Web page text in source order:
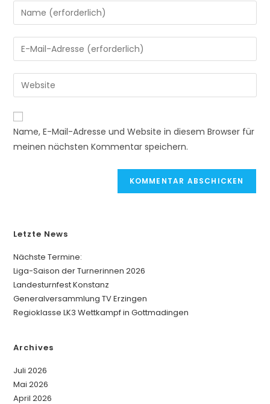
Gib
deinen
Namen
oder
zum
Kommentieren
ein
Gib
deine
E-
Mail-
zum
Kommentieren
ein
Gib
deine
Website-
URL
Name, E-Mail-Adresse und Website in diesem Browser für
meinen nächsten Kommentar speichern.
Letzte News
Nächste Termine:
Liga-Saison der Turnerinnen 2026
Landesturnfest Konstanz
Generalversammlung TV Erzingen
Regioklasse LK3 Wettkampf in Gottmadingen
Archives
Juli 2026
Mai 2026
April 2026